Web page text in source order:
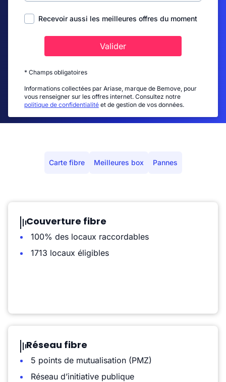
Recevoir aussi les meilleures offres du moment
Valider
* Champs obligatoires
Informations collectées par Ariase, marque de Bemove, pour
vous renseigner sur les offres internet. Consultez notre
politique de confidentialité et de gestion de vos données.
Carte fibre Meilleures box Pannes
Couverture fibre
100% des locaux raccordables
1713 locaux éligibles
Réseau fibre
5 points de mutualisation (PMZ)
Réseau d’initiative publique